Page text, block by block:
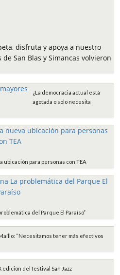
disfruta y apoya a nuestro
de San Blas y Simancas volvieron
¿La democracia actual está
agotada o solo necesita
ubicación para personas con TEA
del Parque El Paraíso”
“Necesitamos tener más efectivos
edición del festival San Jazz